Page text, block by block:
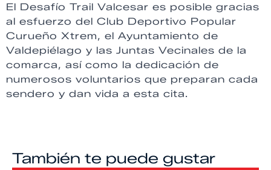
El Desafío Trail Valcesar es posible gracias
al esfuerzo del Club Deportivo Popular
Curueño Xtrem, el Ayuntamiento de
Valdepiélago y las Juntas Vecinales de la
comarca, así como la dedicación de
numerosos voluntarios que preparan cada
sendero y dan vida a esta cita.
También te puede gustar